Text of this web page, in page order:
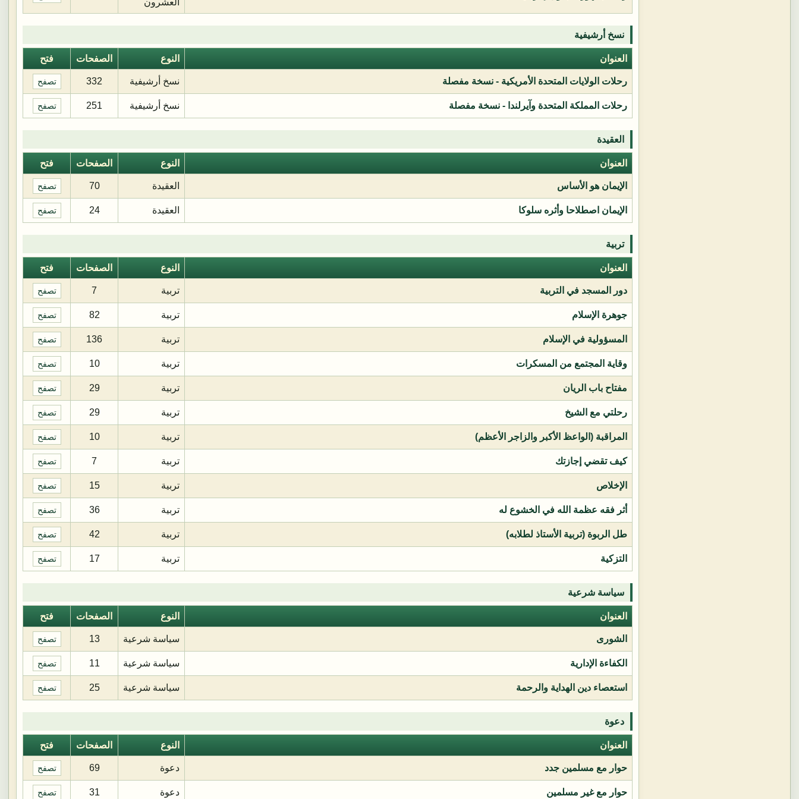
نسخ أرشيفية
العنوان النوع الصفحات فتح
رحلات الولايات المتحدة الأمريكية - نسخة مفصلة نسخ أرشيفية 332 تصفح
رحلات المملكة المتحدة وآيرلندا - نسخة مفصلة نسخ أرشيفية 251 تصفح
العقيدة
العنوان النوع الصفحات فتح
الإيمان هو الأساس العقيدة 70 تصفح
الإيمان اصطلاحا وأثره سلوكا العقيدة 24 تصفح
تربية
العنوان النوع الصفحات فتح
دور المسجد في التربية تربية 7 تصفح
جوهرة الإسلام تربية 82 تصفح
المسؤولية في الإسلام تربية 136 تصفح
وقاية المجتمع من المسكرات تربية 10 تصفح
مفتاح باب الريان تربية 29 تصفح
رحلتي مع الشيخ تربية 29 تصفح
المراقبة (الواعظ الأكبر والزاجر الأعظم) تربية 10 تصفح
كيف تقضي إجازتك تربية 7 تصفح
الإخلاص تربية 15 تصفح
أثر فقه عظمة الله في الخشوع له تربية 36 تصفح
طل الربوة (تربية الأستاذ لطلابه) تربية 42 تصفح
التزكية تربية 17 تصفح
سياسة شرعية
العنوان النوع الصفحات فتح
الشورى سياسة شرعية 13 تصفح
الكفاءة الإدارية سياسة شرعية 11 تصفح
استعصاء دين الهداية والرحمة سياسة شرعية 25 تصفح
دعوة
العنوان النوع الصفحات فتح
حوار مع مسلمين جدد دعوة 69 تصفح
حوار مع غير مسلمين دعوة 31 تصفح